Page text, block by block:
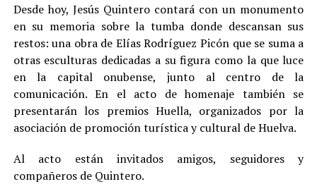
Desde hoy, Jesús Quintero contará con un monumento
en su memoria sobre la tumba donde descansan sus
restos: una obra de Elías Rodríguez Picón que se suma a
otras esculturas dedicadas a su figura como la que luce
en la capital onubense, junto al centro de la
comunicación. En el acto de homenaje también se
presentarán los premios Huella, organizados por la
asociación de promoción turística y cultural de Huelva.
Al acto están invitados amigos, seguidores y
compañeros de Quintero.